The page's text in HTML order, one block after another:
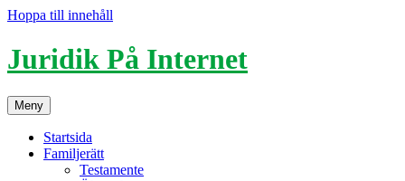
Hoppa till innehåll
Juridik På Internet
Meny
Startsida
Familjerätt
Testamente